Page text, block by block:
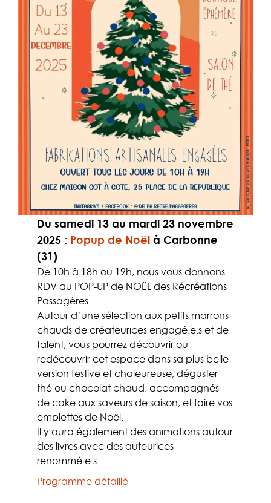
Du samedi 13 au mardi 23 novembre
2025 : Popup de Noël à Carbonne
(31)
De 10h à 18h ou 19h, nous vous donnons
RDV au POP-UP de NOËL des Récréations
Passagères.
Autour d’une sélection aux petits marrons
chauds de créateurices engagé.e.s et de
talent, vous pourrez découvrir ou
redécouvrir cet espace dans sa plus belle
version festive et chaleureuse, déguster
thé ou chocolat chaud, accompagnés
de cake aux saveurs de saison, et faire vos
emplettes de Noël.
Il y aura également des animations autour
des livres avec des auteurices
renommé.e.s.
Programme détaillé